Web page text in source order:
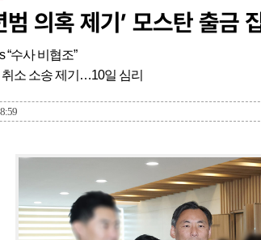
범 의혹 제기’ 모스탄 출금
“수사 비협조”
소 소송 제기…10일 심리